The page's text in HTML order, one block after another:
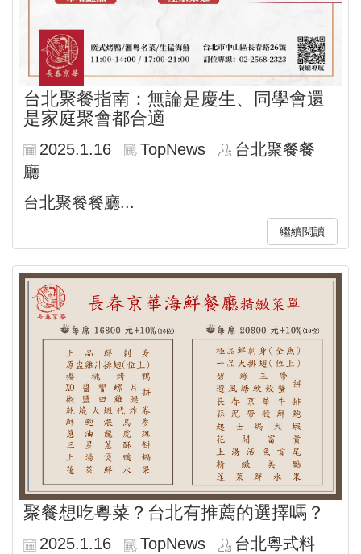
台北聚餐指南：無論是慶生、同學會還
是家庭聚會都合適
2025.1.16 TopNews
台北聚餐餐
廳
台北聚餐餐廳...
繼續閱讀
聚餐想吃粵菜？台北有推薦的選擇嗎？
2025.1.16 TopNews
台北粵式料